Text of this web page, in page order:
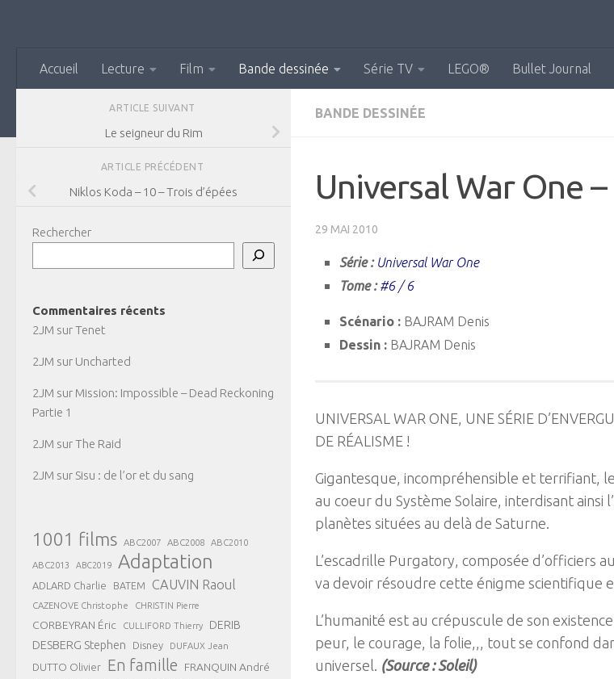
Accueil Lecture Film Bande dessinée Série TV LEGO® Bullet Journal
BANDE DESSINÉE
Universal War One
29 MAI 2010
Série : Universal War One
Tome :#6 / 6
Scénario : BAJRAM Denis
Dessin : BAJRAM Denis
UNIVERSAL WAR ONE, UNE SÉRIE
DE RÉALISME !
Gigantesque, incompréhensible et terrifiant,
au coeur du Système Solaire, interdisant ainsi
planètes situées au delà de Saturne.
L’escadrille Purgatory, composée d’officiers
va devoir résoudre cette énigme scientifique
L’humanité est au crépuscule de son
peur, le courage, la folie,,, tout se confond
universel. (Source : Soleil)
ARTICLE SUIVANT
Le seigneur du Rim
ARTICLE PRÉCÉDENT
Niklos Koda – 10 – Trois d’épées
Rechercher
Commentaires récents
2JM surTenet
2JM sur Uncharted
2JM sur Mission: Impossible – Dead Reckoning
Partie 1
2JM surThe Raid
2JM sur Sisu : de l’or et du sang
1001 films ABC2007 ABC2008 ABC2010
ABC2013 ABC2019 Adaptation
ADLARD Charlie BATEM CAUVIN Raoul
CAZENOVE Christophe CHRISTIN Pierre
CORBEYRAN Éric CULLIFORD Thierry DERIB
DESBERG Stephen Disney DUFAUX Jean
DUTTO Olivier En famille FRANQUIN André